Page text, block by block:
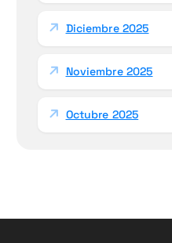
Diciembre 2025
Noviembre 2025
Octubre 2025